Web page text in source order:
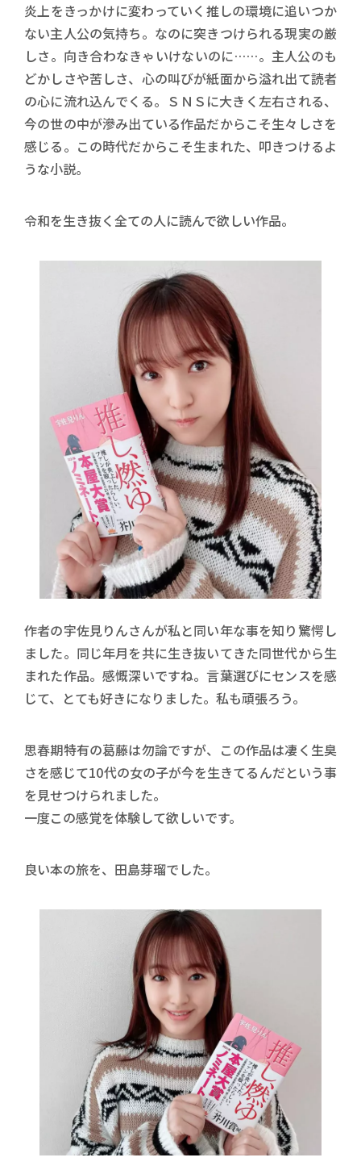
炎上をきっかけに変わっていく推しの環境に追いつか
ない主人公の気持ち。なのに突きつけられる現実の厳
しさ。向き合わなきゃいけないのに……。主人公のも
どかしさや苦しさ、心の叫びが紙面から溢れ出て読者
の心に流れ込んでくる。ＳＮＳに大きく左右される、
今の世の中が滲み出ている作品だからこそ生々しさを
感じる。この時代だからこそ生まれた、叩きつけるよ
うな小説。
令和を生き抜く全ての人に読んで欲しい作品。
作者の宇佐見りんさんが私と同い年な事を知り驚愕し
ました。同じ年月を共に生き抜いてきた同世代から生
まれた作品。感慨深いですね。言葉選びにセンスを感
じて、とても好きになりました。私も頑張ろう。
思春期特有の葛藤は勿論ですが、この作品は凄く生臭
さを感じて10代の女の子が今を生きてるんだという事
を見せつけられました。
一度この感覚を体験して欲しいです。
良い本の旅を、田島芽瑠でした。